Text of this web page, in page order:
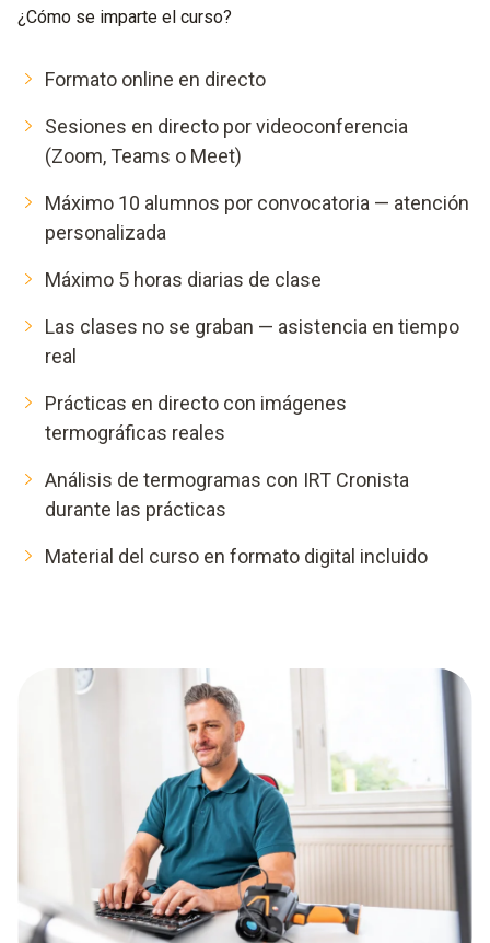
¿Cómo se imparte el curso?
Formato online en directo
Sesiones en directo por videoconferencia
(Zoom, Teams o Meet)
Máximo 10 alumnos por convocatoria — atención
personalizada
Máximo 5 horas diarias de clase
Las clases no se graban — asistencia en tiempo
real
Prácticas en directo con imágenes
termográficas reales
Análisis de termogramas con IRT Cronista
durante las prácticas
Material del curso en formato digital incluido